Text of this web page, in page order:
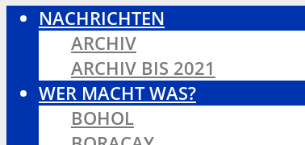
NACHRICHTEN
ARCHIV
ARCHIV BIS 2021
WER MACHT WAS?
BOHOL